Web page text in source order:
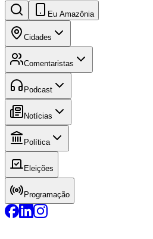
Eu Amazônia
Cidades
Comentaristas
Podcast
Notícias
Política
Eleições
Programação